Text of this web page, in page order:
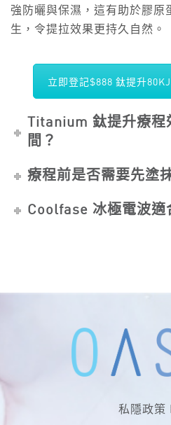
強防曬與保濕，這有助於膠原
生，令提拉效果更持久自然。
立即登記$888 鈦提升
Titanium 鈦提升療程
間？
療程前是否需要先塗
Coolfase 冰極電波適
私隱政策